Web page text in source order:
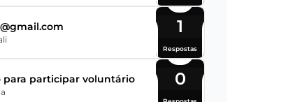
1
Respostas
para participar voluntário 0